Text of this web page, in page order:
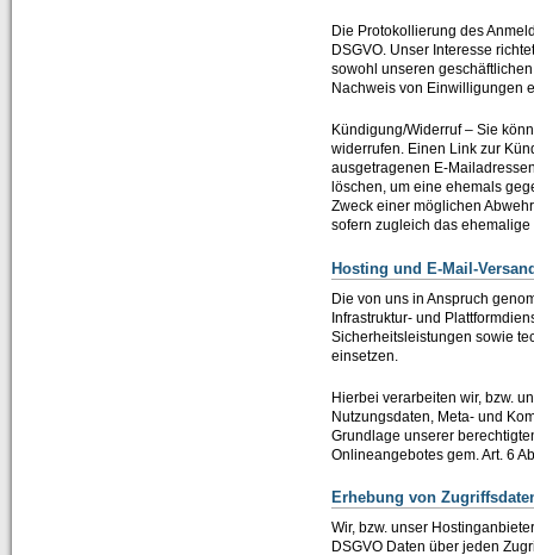
Die Protokollierung des
DSGVO. Unser Interesse
sowohl unseren
Nachweis von Einwilligungen
Kündigung/Widerruf – Sie
widerrufen. Einen Link zur
ausgetragenen E-
löschen, um eine ehemals
Zweck einer möglichen
sofern zugleich das
Hosting und E-Mail-
Die von uns in Anspruch
Infrastruktur- und
Sicherheitsleistungen sowie
einsetzen.
Hierbei verarbeiten wir, bzw.
Nutzungsdaten, Meta- und
Grundlage unserer
Onlineangebotes gem. Art. 6
Erhebung von
Wir, bzw. unser
DSGVO Daten über jeden